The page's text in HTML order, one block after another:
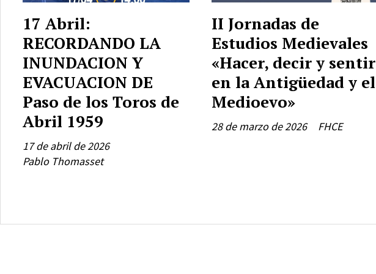
17 Abril:
RECORDANDO LA
INUNDACION Y
EVACUACION DE
Paso de los Toros de
Abril 1959
Pablo Thomasset
17 de abril de 2026
II Jornadas de
Estudios Medievales
«Hacer, decir y sentir
en la Antigüedad y el
Medioevo»
FHCE
28 de marzo de 2026